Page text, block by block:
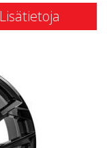
Lisätietoja